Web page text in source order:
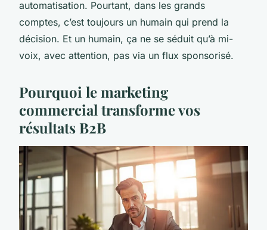
automatisation. Pourtant, dans les grands
comptes, c’est toujours un humain qui prend la
décision. Et un humain, ça ne se séduit qu’à mi-
voix, avec attention, pas via un flux sponsorisé.
Pourquoi le marketing
commercial transforme vos
résultats B2B